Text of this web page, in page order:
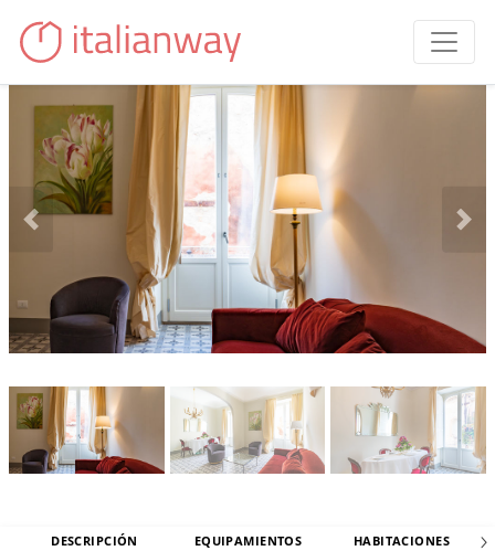
DESCRIPCIÓN EQUIPAMIENTOS HABITACIONES